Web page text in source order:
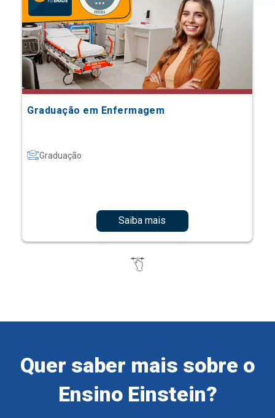
Graduação em Enfermagem
Graduação
Saiba mais
Quer saber mais sobre o
Ensino Einstein?